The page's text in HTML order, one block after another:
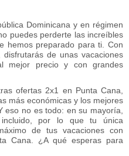
Dominicana y en régimen
puedes perderte las increíbles
hemos preparado para ti. Con
de unas vacaciones
mejor precio y con grandes
ofertas 2x1 en Punta Cana,
más económicas y los mejores
eso no es todo: en su mayoría,
por lo que tu única
de tus vacaciones con
Cana. ¿A qué esperas para